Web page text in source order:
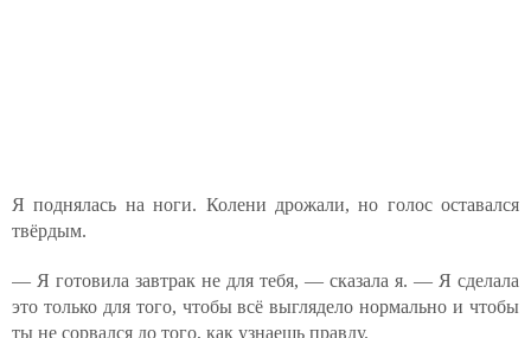
Я поднялась на ноги. Колени дрожали, но голос оставался
твёрдым.
— Я готовила завтрак не для тебя, — сказала я. — Я сделала
это только для того, чтобы всё выглядело нормально и чтобы
ты не сорвался до того, как узнаешь правду.